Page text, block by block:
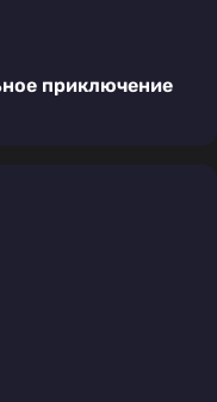
приключение